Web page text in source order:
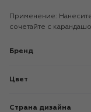
Применение:
сочетайте с
Бренд
Цвет
Страна дизайна